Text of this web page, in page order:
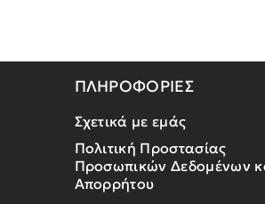
ΠΛΗΡΟΦΟΡΙΕΣ
Σχετικά με εμάς
Πολιτική Προστασίας
Προσωπικών Δεδομένων
Απορρήτου